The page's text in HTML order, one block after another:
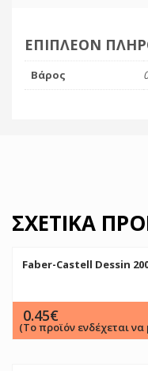
ΕΠΙΠΛΈΟΝ
Βάρος
ΣΧΕΤΙΚΆ
Faber-Castell Dessin
0.45€
(Το προϊόν ενδέχεται